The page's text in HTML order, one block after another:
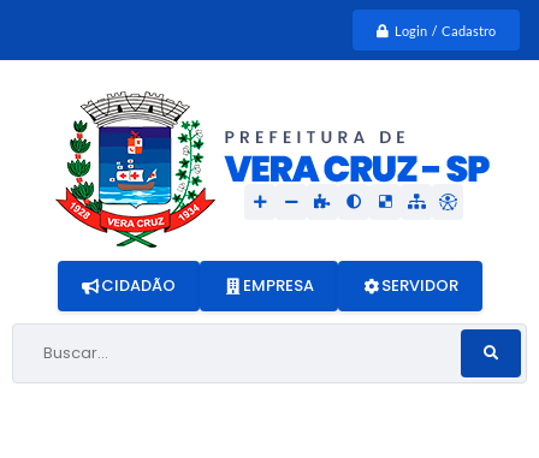
Login / Cadastro
Buscar...
CIDADÃO EMPRESA SERVIDOR